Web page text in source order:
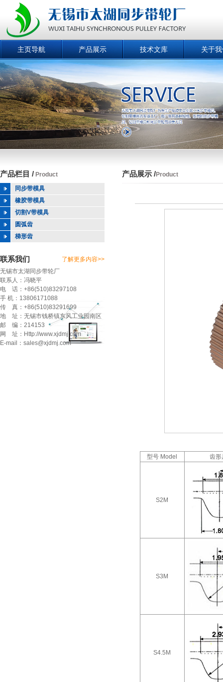
主页导航 产品展示 技术文库 关于
产品栏目 / Product
同步带模具
橡胶带模具
切割V带模具
圆弧齿
梯形齿
联系我们
了解更多内容>>
无锡市太湖同步带轮厂
联系人：冯晓平
电 话：+86(510)83297108
手 机：13806171088
传 真：+86(510)83291699
地 址：无锡市钱桥镇东风工业园南区
邮 编：214153
网 址：Http://www.xjdmj.com
E-mail：sales@xjdmj.com
产品展示 /Product
型号 Model 齿形
S2M
S3M
S4.5M